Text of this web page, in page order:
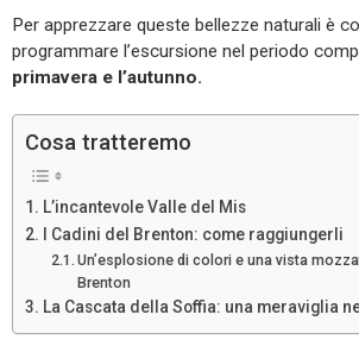
Per apprezzare queste bellezze naturali è
programmare l’escursione nel periodo
primavera e l’autunno.
Cosa tratteremo
L’incantevole Valle del Mis
I Cadini del Brenton: come raggiungerli
Un’esplosione di colori e una vista
Brenton
La Cascata della Soffia: una meraviglia